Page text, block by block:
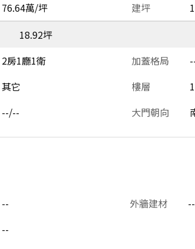
建坪
76.64萬/坪
18.92坪
2房1廳1衛 加蓋格局
其它 樓層
--/-- 大門朝向
-- 外牆建材 --
--